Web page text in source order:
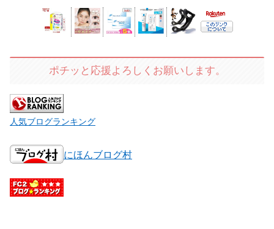
ポチッと応援よろしくお願いします。
人気ブログランキング
にほんブログ村